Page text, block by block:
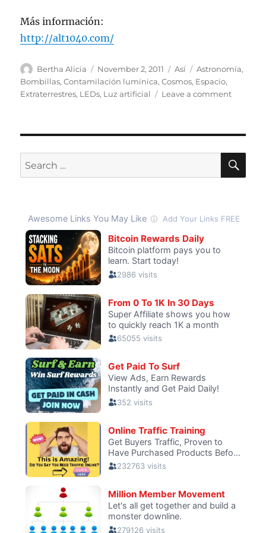
Más información:
http://alt1040.com/
Author
Bertha Alicia
Posted
on
November 2, 2011 Categories
Así Tags
Astronomía,
Bombillas,Contamilación lumínica,Cosmos, Espacio,
Extraterrestres, LEDs, Luz artificial Leave a commenton
podría
vida
Search
for: